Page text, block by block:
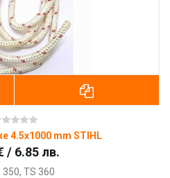
4.5x1000 mm STIHL
/ 6.85 лв.
350, TS 360